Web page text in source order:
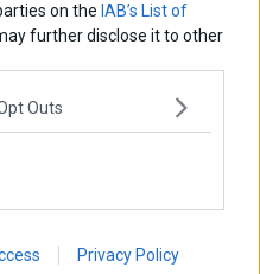
on the IAB’s List of
further disclose it to other
Outs
Privacy Policy
αντέχει βολικές ερμηνείες